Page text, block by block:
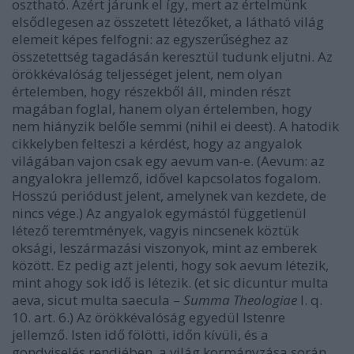
osztható. Azért járunk el így, mert az értelmünk
elsődlegesen az összetett létezőket, a látható világ
elemeit képes felfogni: az egyszerűséghez az
összetettség tagadásán keresztül tudunk eljutni. Az
örökkévalóság teljességet jelent, nem olyan
értelemben, hogy részekből áll, minden részt
magában foglal, hanem olyan értelemben, hogy
nem hiányzik belőle semmi (nihil ei deest). A hatodik
cikkelyben felteszi a kérdést, hogy az angyalok
világában vajon csak egy aevum van-e. (Aevum: az
angyalokra jellemző, idővel kapcsolatos fogalom.
Hosszú periódust jelent, amelynek van kezdete, de
nincs vége.) Az angyalok egymástól függetlenül
létező teremtmények, vagyis nincsenek köztük
oksági, leszármazási viszonyok, mint az emberek
között. Ez pedig azt jelenti, hogy sok aevum létezik,
mint ahogy sok idő is létezik. (et sic dicuntur multa
aeva, sicut multa saecula – Summa Theologiae I. q.
10. art. 6.) Az örökkévalóság egyedül Istenre
jellemző. Isten idő fölötti, időn kívüli, és a